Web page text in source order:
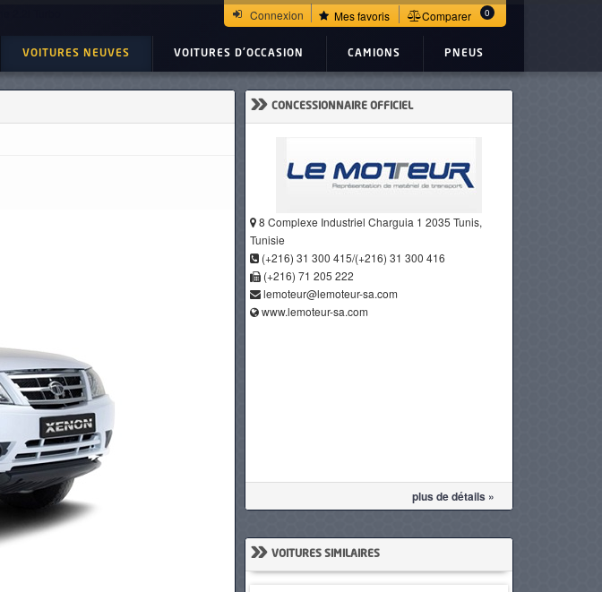
Connexion Mes favoris Comparer 0
VOITURES NEUVES VOITURES D'OCCASION CAMIONS PNEUS
» CONCESSIONNAIRE OFFICIEL
8 Complexe Industriel Charguia 1 2035 Tunis,
Tunisie
(+216) 31 300 415/(+216) 31 300 416
(+216) 71 205 222
lemoteur@lemoteur-sa.com
www.lemoteur-sa.com
plus de détails »
» VOITURES SIMILAIRES